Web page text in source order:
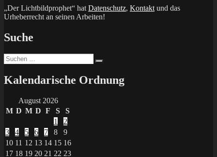
„Der Lichtbildprophet“ hat Datenschutz, Kontakt und das
Urheberrecht an seinen Arbeiten!
Suche
Suchen
nach:
Kalendarische Ordnung
August 2026
M D M D F S
S
1
2
3
4 5 6 7 8
9
10 11 12 13 14 15 16
17 18 19 20 21 22 23